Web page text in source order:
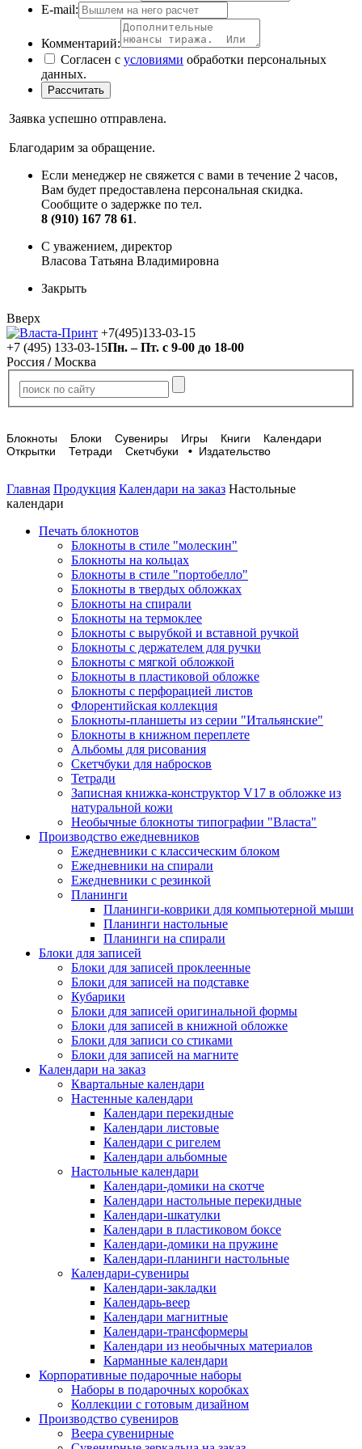
E-mail:
Комментарий:
Согласен с условиями обработки персональных
данных.
Заявка успешно отправлена.
Благодарим за обращение.
Если менеджер не свяжется с вами в течение 2 часов,
Вам будет предоставлена персональная скидка.
Сообщите о задержке по тел.
8 (910) 167 78 61.
С уважением, директор
Власова Татьяна Владимировна
Закрыть
Вверх
+7(495)133-03-15
+7 (495) 133-03-15Пн. – Пт. с 9-00 до 18-00
Россия / Москва
Блокноты Блоки Сувениры Игры Книги
Календари
Открытки
Тетради Скетчбуки • Издательство
Главная Продукция Календари на заказ Настольные
календари
Печать блокнотов
Блокноты в стиле "молескин"
Блокноты на кольцах
Блокноты в стиле "портобелло"
Блокноты в твердых обложках
Блокноты на спирали
Блокноты на термоклее
Блокноты с вырубкой и вставной ручкой
Блокноты с держателем для ручки
Блокноты с мягкой обложкой
Блокноты в пластиковой обложке
Блокноты с перфорацией листов
Флорентийская коллекция
Блокноты-планшеты из серии "Итальянские"
Блокноты в книжном переплете
Альбомы для рисования
Скетчбуки для набросков
Тетради
Записная книжка-конструктор V17 в обложке из
натуральной кожи
Необычные блокноты типографии "Власта"
Производство ежедневников
Ежедневники с классическим блоком
Ежедневники на спирали
Ежедневники с резинкой
Планинги
Планинги-коврики для компьютерной мыши
Планинги настольные
Планинги на спирали
Блоки для записей
Блоки для записей проклеенные
Блоки для записей на подставке
Кубарики
Блоки для записей оригинальной формы
Блоки для записей в книжной обложке
Блоки для записи со стиками
Блоки для записей на магните
Календари на заказ
Квартальные календари
Настенные календари
Календари перекидные
Календари листовые
Календари с ригелем
Календари альбомные
Настольные календари
Календари-домики на скотче
Календари настольные перекидные
Календари-шкатулки
Календари в пластиковом боксе
Календари-домики на пружине
Календари-планинги настольные
Календари-сувениры
Календари-закладки
Календарь-веер
Календари магнитные
Календари-трансформеры
Календари из необычных материалов
Карманные календари
Корпоративные подарочные наборы
Наборы в подарочных коробках
Коллекции с готовым дизайном
Производство сувениров
Веера сувенирные